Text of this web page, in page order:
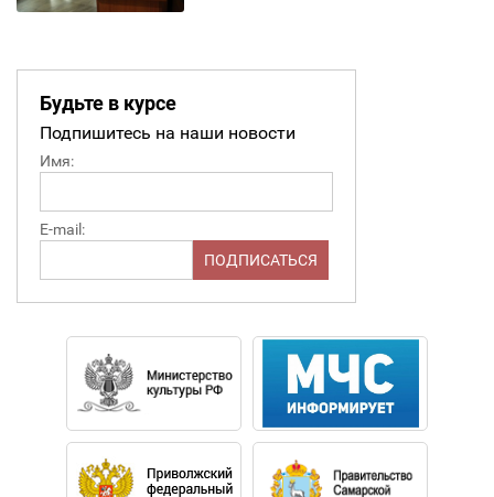
Будьте в курсе
Подпишитесь на наши новости
Имя:
E-mail: